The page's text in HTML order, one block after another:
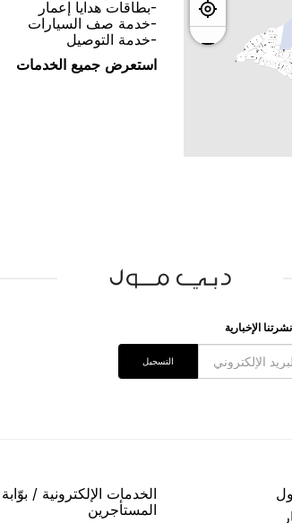
-ﺑﻄﺎﻗﺎﺕ ﻫﺪاﻳﺎ ﺇﻋﻤﺎﺭ
-ﺧﺪﻣﺔ ﺻﻒ اﻟﺴﻴﺎﺭاﺕ
-ﺧﺪﻣﺔ اﻟﺘﻮﺻﻴﻞ
اﺳﺘﻌﺮﺽ ﺟﻤﻴﻊ اﻟﺨﺪﻣﺎﺕ
اﻹﺧﺒﺎﺭﻳﺔ
اﻟﺘﺴﺠﻴﻞ
اﻟﺨﺪﻣﺎﺕ اﻹﻟﻜﺘﺮﻭﻧﻴﺔ / ﺑﻮّاﺑﺔ
اﻟﻤﺴﺘﺄﺟﺮﻳﻦ